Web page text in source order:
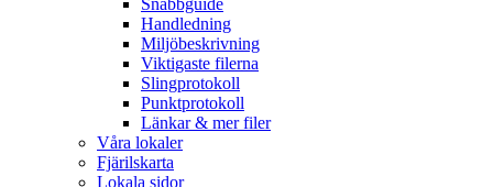
Handledning
Miljöbeskrivning
Viktigaste filerna
Slingprotokoll
Punktprotokoll
Länkar & mer filer
Våra lokaler
Fjärilskarta
Lokala sidor